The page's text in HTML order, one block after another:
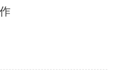
控伴你行》